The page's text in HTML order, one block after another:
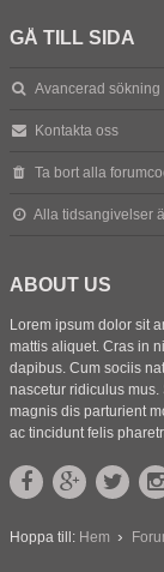
GÅ TILL SIDA
Avancerad sökning
Kontakta oss
Ta bort alla
Alla tidsangivelser
ABOUT US
Lorem ipsum dolor sit
mattis aliquet. Cras in
dapibus. Cum sociis
nascetur ridiculus
magnis dis parturient
ac tincidunt felis
Hoppa till: Hem